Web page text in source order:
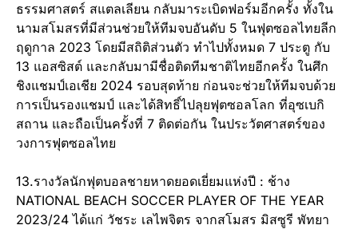
ธรรมศาสตร์ สแตลเลียน กลับมาระเบิดฟอร์มอีกครั้ง ทั้งใน
นามสโมสรที่มีส่วนช่วยให้ทีมจบอันดับ 5 ในฟุตซอลไทยลีก
ฤดูกาล 2023 โดยมีสถิติส่วนตัว ทำไปทั้งหมด 7 ประตู กับ
13 แอสซิสต์ และกลับมามีชื่อติดทีมชาติไทยอีกครั้ง ในศึก
ชิงแชมป์เอเชีย 2024 รอบสุดท้าย ก่อนจะช่วยให้ทีมจบด้วย
การเป็นรองแชมป์ และได้สิทธิ์ไปลุยฟุตซอลโลก ที่อุซเบกิ
สถาน และถือเป็นครั้งที่ 7 ติดต่อกัน ในประวัตศาสตร์ของ
วงการฟุตซอลไทย
13.รางวัลนักฟุตบอลชายหาดยอดเยี่ยมแห่งปี : ช้าง
NATIONAL BEACH SOCCER PLAYER OF THE YEAR
2023/24 ได้แก่ วัชระ เลไพจิตร จากสโมสร มิสซูรี พัทยา